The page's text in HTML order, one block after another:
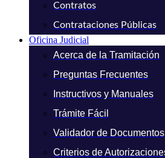
Contratos
Contrataciones Públicas
Oficina Judicial
Acerca de la Tramitación
Preguntas Frecuentes
Instructivos y Manuales
Trámite Fácil
Validador de Documentos
Criterios de